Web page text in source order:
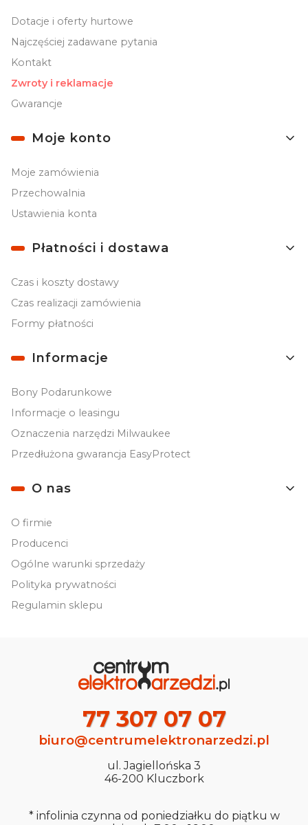
Dotacje i oferty hurtowe
Najczęściej zadawane pytania
Kontakt
Zwroty i reklamacje
Gwarancje
Moje konto
Moje zamówienia
Przechowalnia
Ustawienia konta
Płatności i dostawa
Czas i koszty dostawy
Czas realizacji zamówienia
Formy płatności
Informacje
Bony Podarunkowe
Informacje o leasingu
Oznaczenia narzędzi Milwaukee
Przedłużona gwarancja EasyProtect
O nas
O firmie
Producenci
Ogólne warunki sprzedaży
Polityka prywatności
Regulamin sklepu
77 307 07 07
biuro@centrumelektronarzedzi.pl
ul. Jagiellońska 3
46-200 Kluczbork
* infolinia czynna od poniedziałku do piątku w